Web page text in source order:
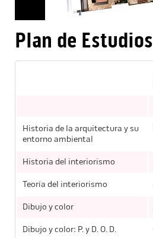
Plan de Estudios
Historia de la arquitectura y su
entorno ambiental
Historia del interiorismo
Teoría del interiorismo
Dibujo y color
Dibujo y color: P. y D. O. D.